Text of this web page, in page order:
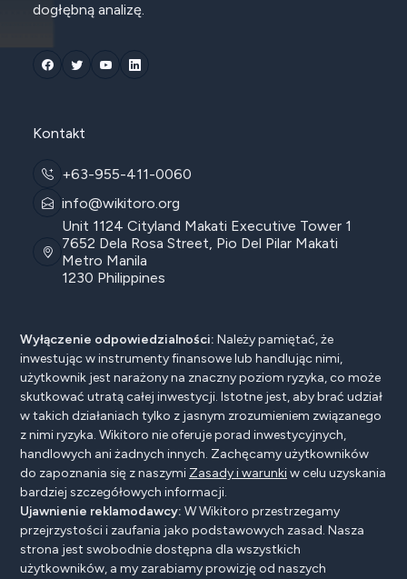
dogłębną analizę.
Kontakt
+63-955-411-0060
info@wikitoro.org
Unit 1124 Cityland Makati Executive Tower 1
7652 Dela Rosa Street, Pio Del Pilar Makati
Metro Manila
1230 Philippines
Wyłączenie odpowiedzialności: Należy pamiętać, że
inwestując w instrumenty finansowe lub handlując nimi,
użytkownik jest narażony na znaczny poziom ryzyka, co może
skutkować utratą całej inwestycji. Istotne jest, aby brać udział
w takich działaniach tylko z jasnym zrozumieniem związanego
z nimi ryzyka. Wikitoro nie oferuje porad inwestycyjnych,
handlowych ani żadnych innych. Zachęcamy użytkowników
do zapoznania się z naszymi Zasady i warunkiw celu uzyskania
bardziej szczegółowych informacji.
Ujawnienie reklamodawcy: W Wikitoro przestrzegamy
przejrzystości i zaufania jako podstawowych zasad. Nasza
strona jest swobodnie dostępna dla wszystkich
użytkowników, a my zarabiamy prowizję od naszych